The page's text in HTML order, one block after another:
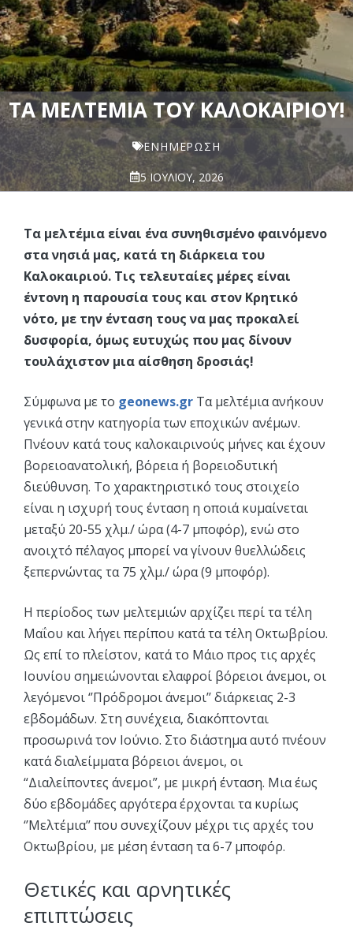
ΤΑ ΜΕΛΤΈΜΙΑ ΤΟΥ ΚΑΛΟΚΑΙΡΙΟΎ!
ΕΝΗΜΈΡΩΣΗ
5 ΙΟΥΛΊΟΥ, 2026
Τα μελτέμια είναι ένα συνηθισμένο φαινόμενο
στα νησιά μας, κατά τη διάρκεια του
Καλοκαιριού. Τις τελευταίες μέρες είναι
έντονη η παρουσία τους και στον Κρητικό
νότο, με την ένταση τους να μας προκαλεί
δυσφορία, όμως ευτυχώς που μας δίνουν
τουλάχιστον μια αίσθηση δροσιάς!
Σύμφωνα με το geonews.gr Τα μελτέμια ανήκουν
γενικά στην κατηγορία των εποχικών ανέμων.
Πνέουν κατά τους καλοκαιρινούς μήνες και έχουν
βορειοανατολική, βόρεια ή βορειοδυτική
διεύθυνση. Το χαρακτηριστικό τους στοιχείο
είναι η ισχυρή τους ένταση η οποιά κυμαίνεται
μεταξύ 20-55 χλμ./ ώρα (4-7 μποφόρ), ενώ στο
ανοιχτό πέλαγος μπορεί να γίνουν θυελλώδεις
ξεπερνώντας τα 75 χλμ./ ώρα (9 μποφόρ).
Η περίοδος των μελτεμιών αρχίζει περί τα τέλη
Μαΐου και λήγει περίπου κατά τα τέλη Οκτωβρίου.
Ως επί το πλείστον, κατά το Μάιο προς τις αρχές
Ιουνίου σημειώνονται ελαφροί βόρειοι άνεμοι, οι
λεγόμενοι ‘’Πρόδρομοι άνεμοι’’ διάρκειας 2-3
εβδομάδων. Στη συνέχεια, διακόπτονται
προσωρινά τον Ιούνιο. Στο διάστημα αυτό πνέουν
κατά διαλείμματα βόρειοι άνεμοι, οι
“Διαλείποντες άνεμοι”, με μικρή ένταση. Μια έως
δύο εβδομάδες αργότερα έρχονται τα κυρίως
‘’Μελτέμια’’ που συνεχίζουν μέχρι τις αρχές του
Οκτωβρίου, με μέση ένταση τα 6-7 μποφόρ.
Θετικές και αρνητικές
επιπτώσεις